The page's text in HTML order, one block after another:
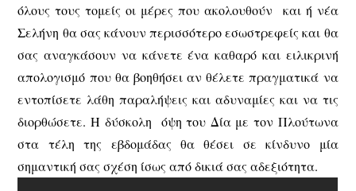
όλους τους τομείς οι μέρες που ακολουθούν και ή νέα
Σελήνη θα σας κάνουν περισσότερο εσωστρεφείς και θα
σας αναγκάσουν να κάνετε ένα καθαρό και ειλικρινή
απολογισμό που θα βοηθήσει αν θέλετε πραγματικά να
εντοπίσετε λάθη παραλήψεις και αδυναμίες και να τις
διορθώσετε. Η δύσκολη όψη του Δία με τον Πλούτωνα
στα τέλη της εβδομάδας θα θέσει σε κίνδυνο μία
σημαντική σας σχέση ίσως από δικιά σας αδεξιότητα.